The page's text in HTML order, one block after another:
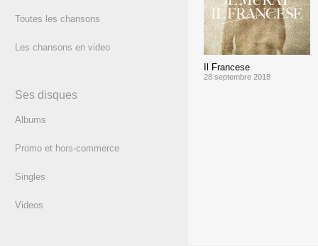
Toutes les chansons
Les chansons en video
Ses disques
Albums
Promo et hors-commerce
Singles
Videos
Il Francese
28 septembre 2018